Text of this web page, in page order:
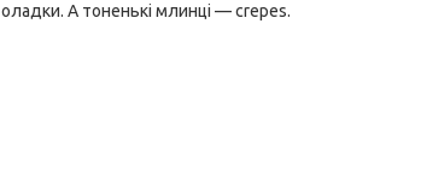
оладки. А тоненькі млинці — crepes.